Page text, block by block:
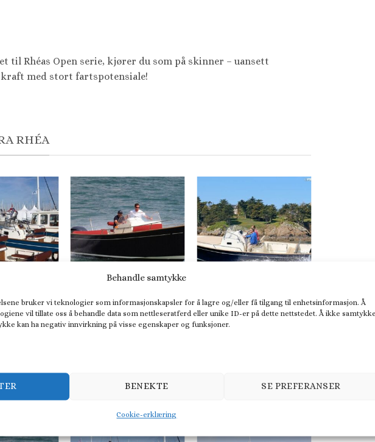
Behandle samtykke
bruker vi teknologier som informasjonskapsler for å lagre og/eller få tilgang til enhetsinformasjon. Å
vil tillate oss å behandle data som nettleseratferd eller unike ID-er på dette nettstedet. Å ikke samtykke
kan ha negativ innvirkning på visse egenskaper og funksjoner.
BENEKTE SE PREFERANSER
Cookie-erklæring
til Rhéas Open serie, kjører du som på skinner – uansett
med stort fartspotensiale!
RHÉA
Rhéa 27 Open Rhéa 27 Escapade